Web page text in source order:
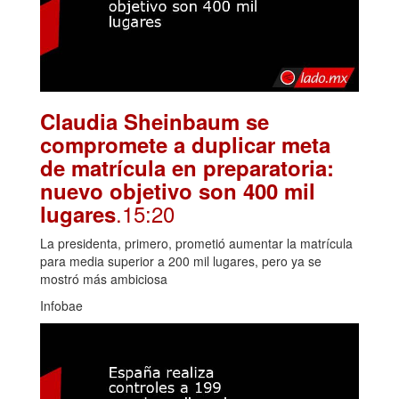
Claudia Sheinbaum se
compromete a duplicar meta
de matrícula en preparatoria:
nuevo objetivo son 400 mil
lugares.15:20
La presidenta, primero, prometió aumentar la matrícula
para media superior a 200 mil lugares, pero ya se
mostró más ambiciosa
Infobae